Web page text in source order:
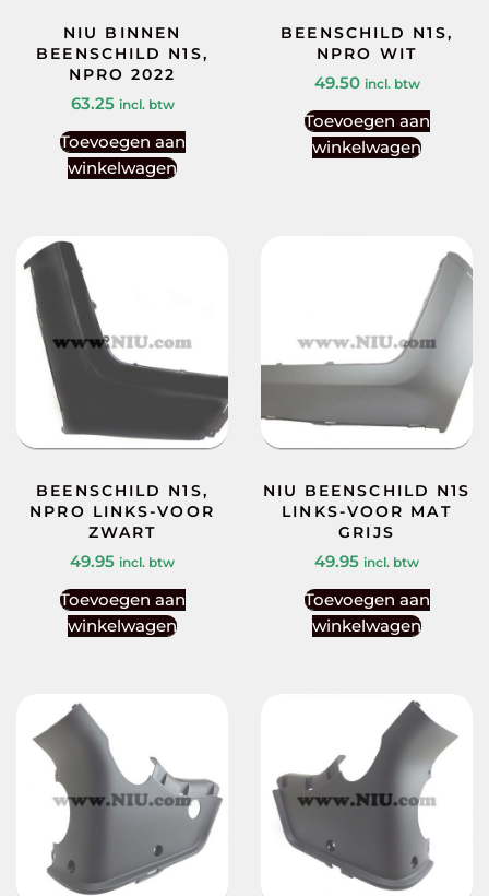
NIU BINNEN
BEENSCHILD N1S,
NPRO 2022
63.25 incl. btw
Toevoegen aan
winkelwagen
BEENSCHILD N1S,
NPRO WIT
49.50 incl. btw
Toevoegen aan
winkelwagen
BEENSCHILD N1S,
NPRO LINKS-VOOR
ZWART
49.95 incl. btw
Toevoegen aan
winkelwagen
NIU BEENSCHILD N1S
LINKS-VOOR MAT
GRIJS
49.95 incl. btw
Toevoegen aan
winkelwagen